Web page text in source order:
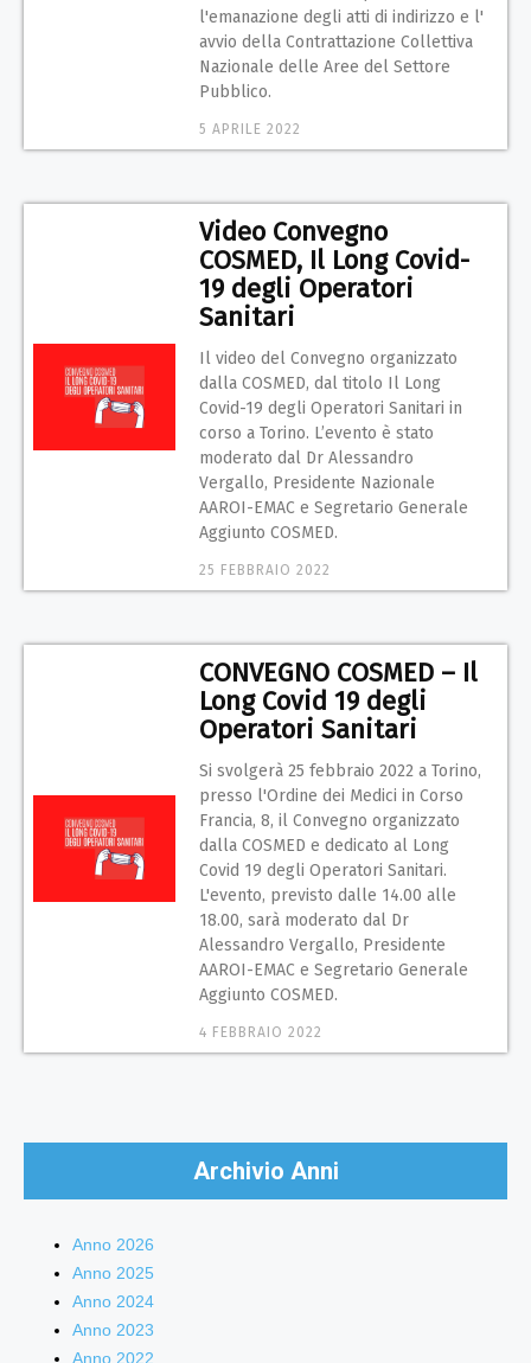
l'emanazione degli atti di indirizzo e l'
avvio della Contrattazione Collettiva
Nazionale delle Aree del Settore
Pubblico.
5 APRILE 2022
Video Convegno
COSMED, Il Long Covid-
19 degli Operatori
Sanitari
Il video del Convegno organizzato
dalla COSMED, dal titolo Il Long
Covid-19 degli Operatori Sanitari in
corso a Torino. L’evento è stato
moderato dal Dr Alessandro
Vergallo, Presidente Nazionale
AAROI-EMAC e Segretario Generale
Aggiunto COSMED.
25 FEBBRAIO 2022
CONVEGNO COSMED – Il
Long Covid 19 degli
Operatori Sanitari
Si svolgerà 25 febbraio 2022 a Torino,
presso l'Ordine dei Medici in Corso
Francia, 8, il Convegno organizzato
dalla COSMED e dedicato al Long
Covid 19 degli Operatori Sanitari.
L'evento, previsto dalle 14.00 alle
18.00, sarà moderato dal Dr
Alessandro Vergallo, Presidente
AAROI-EMAC e Segretario Generale
Aggiunto COSMED.
4 FEBBRAIO 2022
Archivio Anni
Anno 2026
Anno 2025
Anno 2024
Anno 2023
Anno 2022